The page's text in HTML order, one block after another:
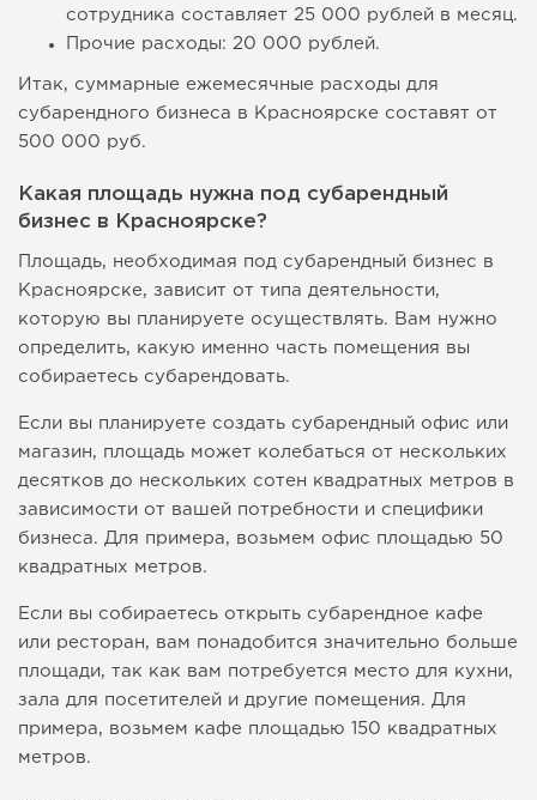
сотрудника составляет 25 000 рублей в месяц.
Прочие расходы: 20 000 рублей.
Итак, суммарные ежемесячные расходы для
субарендного бизнеса в Красноярске составят от
500 000 руб.
Какая площадь нужна под субарендный
бизнес в Красноярске?
Площадь, необходимая под субарендный бизнес в
Красноярске, зависит от типа деятельности,
которую вы планируете осуществлять. Вам нужно
определить, какую именно часть помещения вы
собираетесь субарендовать.
Если вы планируете создать субарендный офис или
магазин, площадь может колебаться от нескольких
десятков до нескольких сотен квадратных метров в
зависимости от вашей потребности и специфики
бизнеса. Для примера, возьмем офис площадью 50
квадратных метров.
Если вы собираетесь открыть субарендное кафе
или ресторан, вам понадобится значительно больше
площади, так как вам потребуется место для кухни,
зала для посетителей и другие помещения. Для
примера, возьмем кафе площадью 150 квадратных
метров.